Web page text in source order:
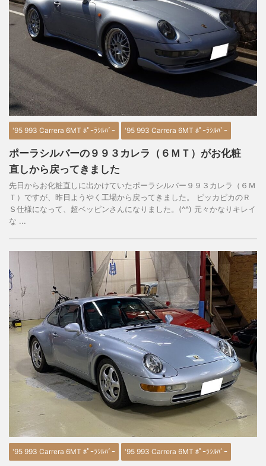
'95 993 Carrera 6MT ﾎﾟｰﾗｼﾙﾊﾞｰ '95 993 Carrera 6MT ﾎﾟｰﾗｼﾙﾊﾞｰ
ポーラシルバーの９９３カレラ（６ＭＴ）がお化粧
直しから戻ってきました
先日からお化粧直しに出かけていたポーラシルバー９９３カレラ（６Ｍ
Ｔ）ですが、昨日ようやく工場から戻ってきました。 ピッカピカのＲ
Ｓ仕様になって、超ベッピンさんになりました。(^^) 元々かなりキレイ
な ...
'95 993 Carrera 6MT ﾎﾟｰﾗｼﾙﾊﾞｰ '95 993 Carrera 6MT ﾎﾟｰﾗｼﾙﾊﾞｰ